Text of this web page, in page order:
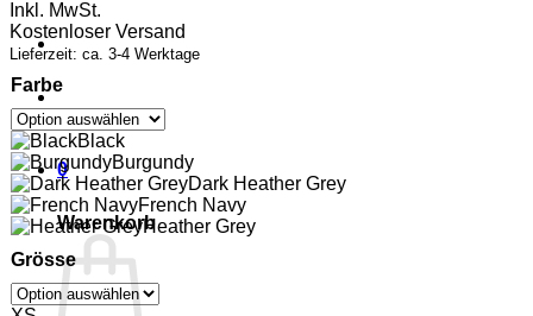
0
Warenkorb
Inkl. MwSt.
Kostenloser Versand
Lieferzeit: ca. 3-4 Werktage
Farbe
Black
Burgundy
Dark Heather Grey
French Navy
Heather Grey
Grösse